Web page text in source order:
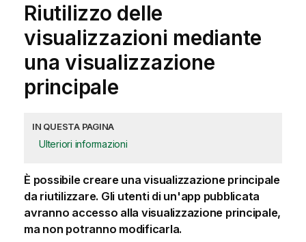
Riutilizzo delle
visualizzazioni mediante
una visualizzazione
principale
IN QUESTA PAGINA
Ulteriori informazioni
È possibile creare una visualizzazione principale
da riutilizzare. Gli utenti di un'app pubblicata
avranno accesso alla visualizzazione principale,
ma non potranno modificarla.